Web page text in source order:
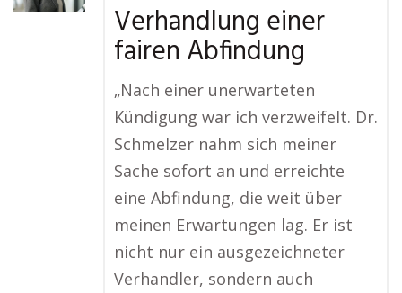
Verhandlung einer
fairen Abfindung
„Nach einer unerwarteten
Kündigung war ich verzweifelt. Dr.
Schmelzer nahm sich meiner
Sache sofort an und erreichte
eine Abfindung, die weit über
meinen Erwartungen lag. Er ist
nicht nur ein ausgezeichneter
Verhandler, sondern auch